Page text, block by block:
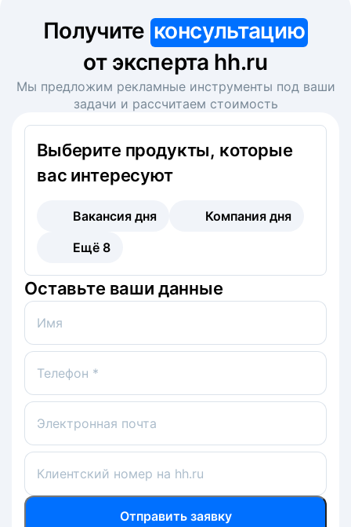
Получите консультацию
от эксперта hh.ru
Мы предложим рекламные инструменты под ваши
задачи и рассчитаем стоимость
Выберите продукты, которые
вас интересуют
Вакансия дня
Компания дня
Ещё 8
Оставьте ваши данные
Имя
Телефон *
Электронная почта
Клиентский номер на hh.ru
Отправить заявку